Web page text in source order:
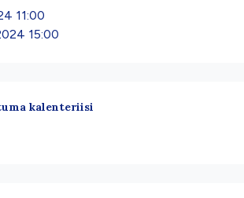
11:00
15:00
kalenteriisi